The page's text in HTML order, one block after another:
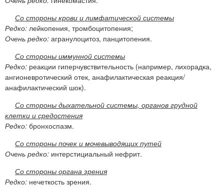
Со стороны крови и лимфатической системы
Редко: лейкопения, тромбоцитопения;
Очень редко: агранулоцитоз, панцитопения.
Со стороны иммунной системы
Редко: реакции гиперчувствительность (например, лихорадка,
ангионевротический отек, анафилактическая реакция/
анафилактический шок).
Со стороны дыхательной системы, органов грудной
клетки и средостения
Редко: бронхоспазм.
Со стороны почек и мочевыводящих путей
Очень редко: интерстициальный нефрит.
Со стороны органа зрения
Редко: нечеткость зрения.